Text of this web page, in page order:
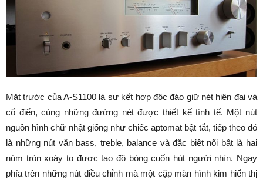
Mặt trước của A-S1100 là sự kết hợp độc đáo giữ nét hiện đại và
cổ điển, cùng những đường nét được thiết kế tính tế. Một nút
nguồn hình chữ nhật giống như chiếc aptomat bật tắt, tiếp theo đó
là những nút vặn bass, treble, balance và đặc biệt nổi bật là hai
núm tròn xoáy to được tạo độ bóng cuốn hút người nhìn. Ngay
phía trên những nút điều chỉnh mà một cặp màn hình kim hiển thị